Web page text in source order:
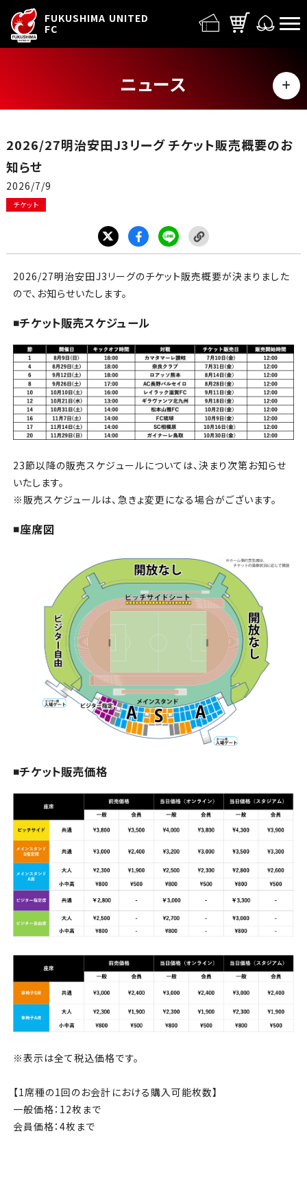
FUKUSHIMA UNITED
FC
ニュース
MENU
イベント
グッズ
アカデミー・スクール
農業部
まちづくり
NPO
2026/27明治安田J3リーグ チケット販売概要のお
知らせ
2026/7/9
チケット
2026/27明治安田J3リーグのチケット販売概要が決まりました
ので、お知らせいたします。
◾️チケット販売スケジュール
23節以降の販売スケジュールについては、決まり次第お知らせ
いたします。
※販売スケジュールは、急きょ変更になる場合がございます。
◾️座席図
◾️チケット販売価格
※表示は全て税込価格です。
【1席種の1回のお会計における購入可能枚数】
一般価格：12枚まで
会員価格：4枚まで